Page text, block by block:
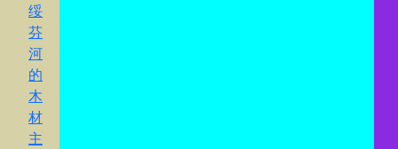
绥
芬
河
的
木
材
主